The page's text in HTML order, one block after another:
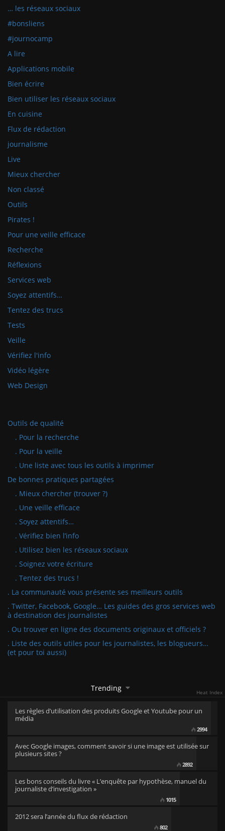
… les réseaux sociaux
#bonsliens
#journocamp
A lire
Applications mobile
Bien écrire
Bien utiliser les réseaux sociaux
En cuisine
Flux de rédaction
journalisme
Live
Mieux chercher
Non classé
Outils
Pirates !
Pour une veille efficace
Recherche
Réflexions
Services web
Soyez attentifs…
Tentez des trucs
Tests
Veille
Vérifiez l'info
Vidéo légère
Web Design
Outils de qualité
. Pour la recherche
. Pour la veille
. Une liste avec tous les outils à imprimer
De bonnes pratiques partagées
. Mieux chercher (trouver ?)
. Une veille efficace
. Soyez attentifs…
. Vérifiez bien l’info
. Utilisez bien les réseaux sociaux
. Soignez votre écriture
. Tentez des trucs !
. La communauté vous présente ses meilleurs outils
. Twitter, Facebook, Google… Les guides des gros services web
à destination des journalistes
. Ou trouver en ligne des documents originaux et officiels ?
. Liste des outils utiles pour les journalistes, les blogueurs…
(et pour toi aussi)
Trending Heat Index
Les règles d’utilisation des produits Google et Youtube pour un
média
2994
Avec Google images, comment savoir si une image est utilisée sur
plusieurs sites ?
2892
Les bons conseils du livre « L’enquête par hypothèse, manuel du
journaliste d’investigation »
1015
2012 sera l’année du flux de rédaction
802